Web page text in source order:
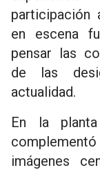
participación
en escena
pensar las
de las
actualidad.
En la
imágenes